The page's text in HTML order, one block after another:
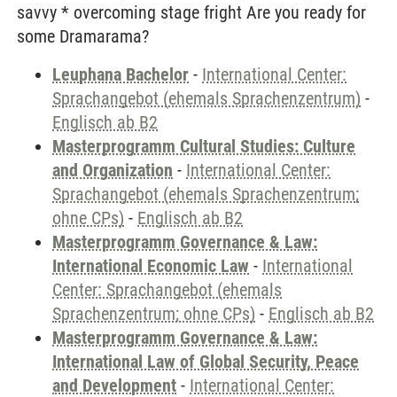
savvy * overcoming stage fright Are you ready for
some Dramarama?
Leuphana Bachelor - International Center:
Sprachangebot (ehemals Sprachenzentrum) -
Englisch ab B2
Masterprogramm Cultural Studies: Culture
and Organization - International Center:
Sprachangebot (ehemals Sprachenzentrum;
ohne CPs) - Englisch ab B2
Masterprogramm Governance & Law:
International Economic Law - International
Center: Sprachangebot (ehemals
Sprachenzentrum; ohne CPs) - Englisch ab B2
Masterprogramm Governance & Law:
International Law of Global Security, Peace
and Development - International Center: